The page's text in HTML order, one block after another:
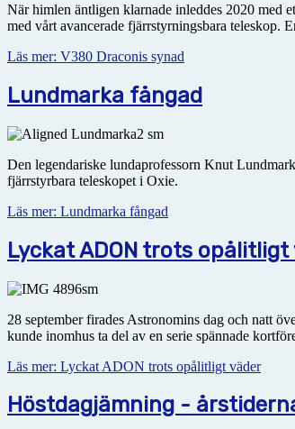
När himlen äntligen klarnade inleddes 2020 med
med vårt avancerade fjärrstyrningsbara teleskop.
Läs mer: V380 Draconis synad
Lundmarka fångad
Den legendariske lundaprofessorn Knut
fjärrstyrbara teleskopet i Oxie.
Läs mer: Lundmarka fångad
Lyckat ADON trots opålitligt
28 september firades Astronomins dag och natt
kunde inomhus ta del av en serie spännade
Läs mer: Lyckat ADON trots opålitligt väder
Höstdagjämning -